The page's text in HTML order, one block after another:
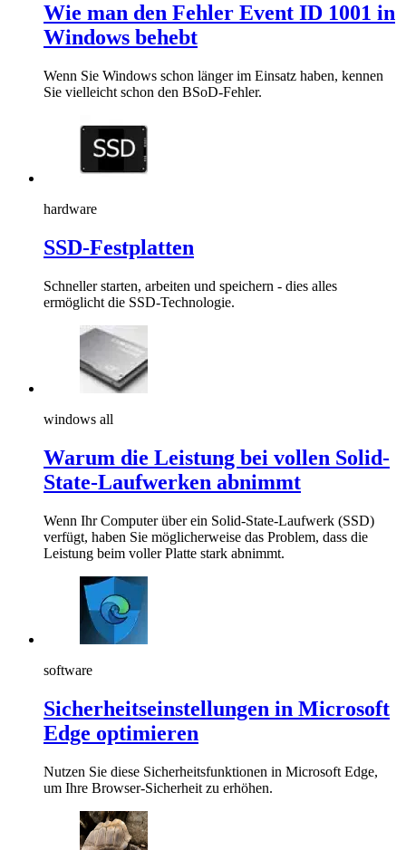
Wie man den Fehler Event ID 1001 in
Windows behebt
Wenn Sie Windows schon länger im Einsatz haben, kennen
Sie vielleicht schon den BSoD-Fehler.
hardware
SSD-Festplatten
Schneller starten, arbeiten und speichern - dies alles
ermöglicht die SSD-Technologie.
windows all
Warum die Leistung bei vollen Solid-
State-Laufwerken abnimmt
Wenn Ihr Computer über ein Solid-State-Laufwerk (SSD)
verfügt, haben Sie möglicherweise das Problem, dass die
Leistung beim voller Platte stark abnimmt.
software
Sicherheitseinstellungen in Microsoft
Edge optimieren
Nutzen Sie diese Sicherheitsfunktionen in Microsoft Edge,
um Ihre Browser-Sicherheit zu erhöhen.